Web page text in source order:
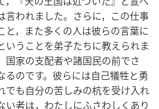
言われました。さらに，この仕事
と，また多くの人は彼らの言葉に
いうことを弟子たちに教えられま
国家の支配者や諸国民の前でさ
るのです。彼らには自己犠牲と勇
でも自分の苦しみの杭を受け入れ
い者は，わたしにふさわしくあり